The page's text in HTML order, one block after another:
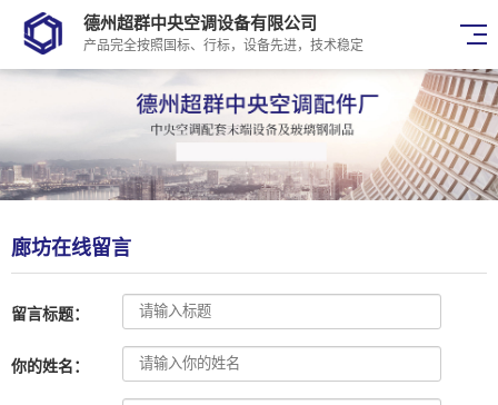
德州超群中央空调设备有限公司
产品完全按照国标、行标，设备先进，技术稳定
廊坊在线留言
留言标题：
你的姓名：